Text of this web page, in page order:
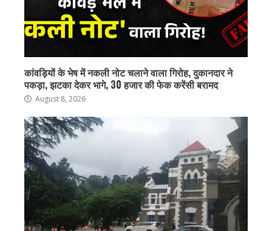
कांवड़ियों के भेष में नकली नोट चलाने वाला गिरोह, दुकानदार ने
पकड़ा, झटका देकर भागे, 30 हजार की फेक करेंसी बरामद
August 8, 2026